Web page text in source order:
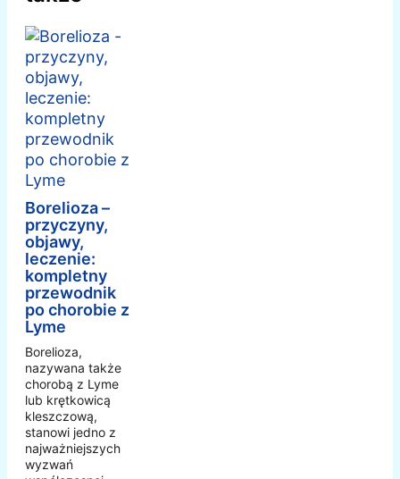
Borelioza –
przyczyny,
objawy,
leczenie:
kompletny
przewodnik
po chorobie z
Lyme
Borelioza,
nazywana także
chorobą z Lyme
lub krętkowicą
kleszczową,
stanowi jedno z
najważniejszych
wyzwań